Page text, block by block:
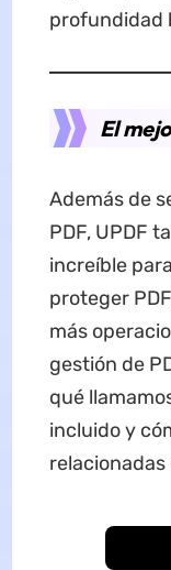
profundidad
El
Además de
PDF, UPDF
increíble
proteger
más
gestión de
qué
incluido y
relacionadas